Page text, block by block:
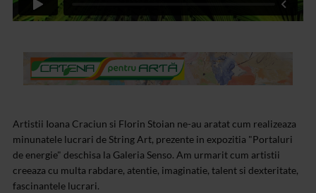
Artistii Ioana Craciun si Florin Stoian ne-au aratat cum realizeaza
minunatele lucrari de String Art, prezente in expozitia "Portaluri
de energie" deschisa la Galeria Senso. Am urmarit cum artistii
creeaza cu multa rabdare, atentie, imaginatie, talent si dexteritate,
fascinantele lucrari.